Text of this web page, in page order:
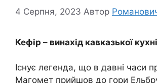
4 Серпня, 2023 Автор
Кефір – винахід кавказької
Існує легенда, що в давні часи
Магомет прийшов до гори